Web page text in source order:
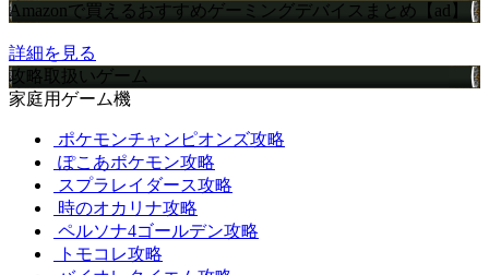
Amazonで買えるおすすめゲーミングデバイスまとめ【ad】
詳細を見る
攻略取扱いゲーム
家庭用ゲーム機
ポケモンチャンピオンズ攻略
ぽこあポケモン攻略
スプラレイダース攻略
時のオカリナ攻略
ペルソナ4ゴールデン攻略
トモコレ攻略